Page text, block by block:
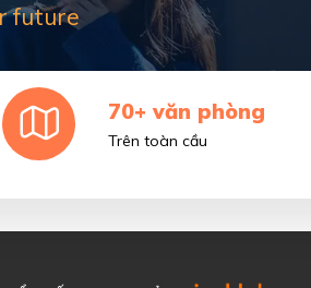
future
70+ văn phòng
Trên toàn cầu